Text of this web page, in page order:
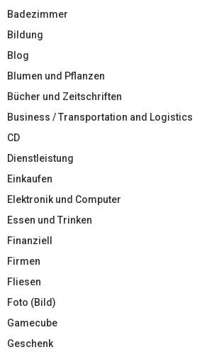
Badezimmer
Bildung
Blog
Blumen und Pflanzen
Bücher und Zeitschriften
Business / Transportation and Logistics
CD
Dienstleistung
Einkaufen
Elektronik und Computer
Essen und Trinken
Finanziell
Firmen
Fliesen
Foto (Bild)
Gamecube
Geschenk